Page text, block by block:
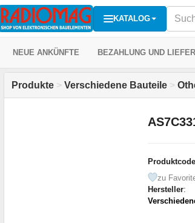
KATALOG
NEUE ANKÜNFTE BEZAHLUNG UND
Produkte > Verschiedene Bauteile >
Produktcode
zu
Hersteller: